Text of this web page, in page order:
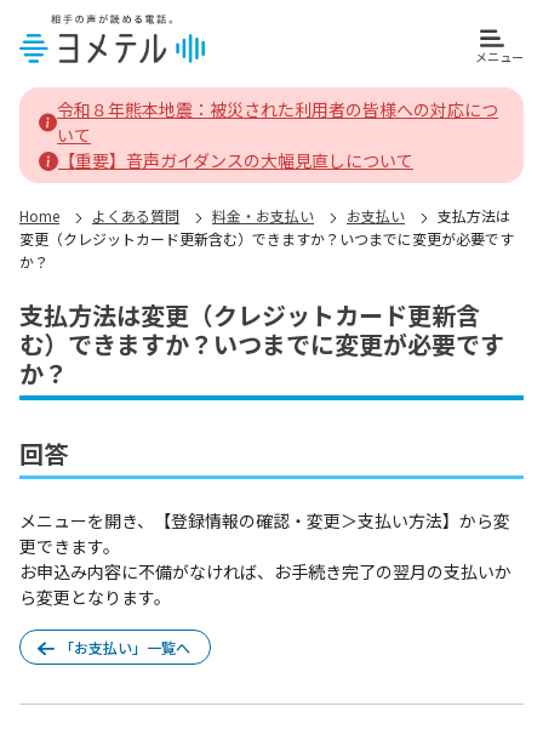
メニュー
令和８年熊本地震：被災された利用者の皆様への対応につ
いて
【重要】音声ガイダンスの大幅見直しについて
Home よくある質問 料金・お支払い お支払い
支払方法は
変更（クレジットカード更新含む）できますか？いつまでに変更が必要です
か？
支払方法は変更（クレジットカード更新含
む）できますか？いつまでに変更が必要です
か？
回答
メニューを開き、【登録情報の確認・変更＞支払い方法】から変
更できます。
お申込み内容に不備がなければ、お手続き完了の翌月の支払いか
ら変更となります。
「お支払い」一覧へ